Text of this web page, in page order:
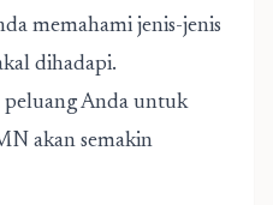
memahami jenis-jenis
dihadapi.
Anda untuk
akan semakin